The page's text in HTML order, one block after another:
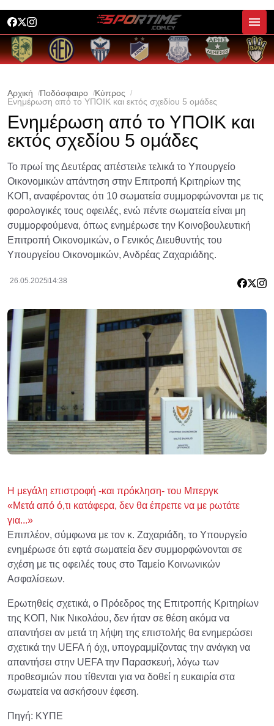
Αρχική Ποδόσφαιρο
Κύπρος
Ενημέρωση από το ΥΠΟΙΚ και εκτός σχεδίου 5 ομάδες
Ενημέρωση από το ΥΠΟΙΚ και
εκτός σχεδίου 5 ομάδες
Το πρωί της Δευτέρας απέστειλε τελικά το Υπουργείο
Οικονομικών απάντηση στην Επιτροπή Κριτηρίων της
ΚΟΠ, αναφέροντας ότι 10 σωματεία συμμορφώνονται με τις
φορολογικές τους οφειλές, ενώ πέντε σωματεία είναι μη
συμμορφούμενα, όπως ενημέρωσε την Κοινοβουλευτική
Επιτροπή Οικονομικών, ο Γενικός Διευθυντής του
Υπουργείου Οικονομικών, Ανδρέας Ζαχαριάδης.
26.05.2025 14:38
Η μεγάλη επιστροφή -και πρόκληση- του Μπεργκ
«Μετά από ό,τι κατάφερα, δεν θα έπρεπε να με ρωτάτε
για...»
Επιπλέον, σύμφωνα με τον κ. Ζαχαριάδη, το Υπουργείο
ενημέρωσε ότι εφτά σωματεία δεν συμμορφώνονται σε
σχέση με τις οφειλές τους στο Ταμείο Κοινωνικών
Ασφαλίσεων.
Ερωτηθείς σχετικά, ο Πρόεδρος της Επιτροπής Κριτηρίων
της ΚΟΠ, Νικ Νικολάου, δεν ήταν σε θέση ακόμα να
απαντήσει αν μετά τη λήψη της επιστολής θα ενημερώσει
σχετικά την UEFA ή όχι, υπογραμμίζοντας την ανάγκη να
απαντήσει στην UEFA την Παρασκευή, λόγω των
προθεσμιών που τίθενται για να δοθεί η ευκαιρία στα
σωματεία να ασκήσουν έφεση.
Πηγή: ΚΥΠΕ